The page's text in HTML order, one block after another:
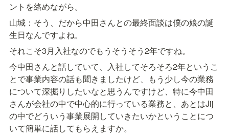
ントを絡めながら。
山城：そう、だから中田さんとの最終面談は僕の娘の誕
生日なんですよね。
それこそ3月入社なのでもうそうそう2年ですね。
今中田さんと話していて、入社してそろそろ2年というこ
とで事業内容の話も聞きましたけど、もう少し今の業務
について深掘りしたいなと思うんですけど、特に今中田
さんが会社の中で中心的に行っている業務と、あとはJij
の中でどういう事業展開していきたいかということにつ
いて簡単に話してもらえますか。